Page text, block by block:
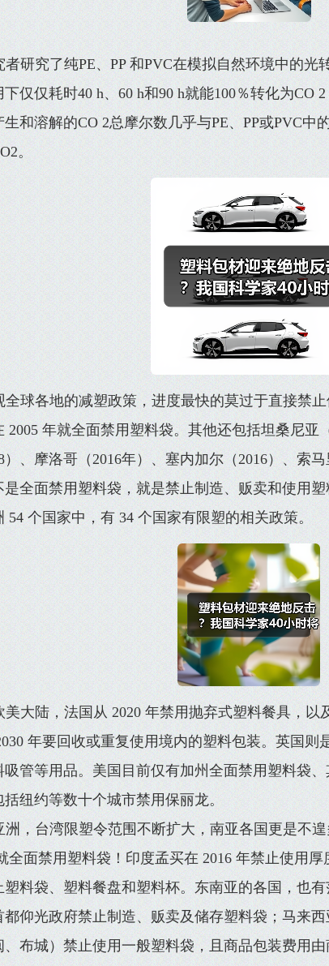
者研究了纯PE、PP 和PVC在模拟自然环境中的光
仅仅耗时40 h、60 h和90 h就能100％转化为CO
生和溶解的CO 2总摩尔数几乎与PE、PP或PVC中
。
全球各地的减塑政策，进度最快的莫过于直接禁
2005 年就全面禁用塑料袋。其他还包括坦桑尼亚
）、摩洛哥（2016年）、塞内加尔（2016）、索马
是全面禁用塑料袋，就是禁止制造、贩卖和使用塑
54 个国家中，有 34 个国家有限塑的相关政策。
美大陆，法国从 2020 年禁用抛弃式塑料餐具，以
年要回收或重复使用境内的塑料包装。英国则
吸管等用品。美国目前仅有加州全面禁用塑料袋
纽约等数十个城市禁用保丽龙。
洲，台湾限塑令范围不断扩大，南亚各国更是不
全面禁用塑料袋！印度孟买在 2016 年禁止使用
塑料袋、塑料餐盘和塑料杯。东南亚的各国，也
都仰光政府禁止制造、贩卖及储存塑料袋；马来
、布城）禁止使用一般塑料袋，且商品包装费用